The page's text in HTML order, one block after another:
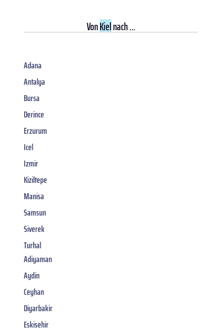
VonKielnach ...
Adana
Antalya
Bursa
Derince
Erzurum
Icel
Izmir
Kiziltepe
Manisa
Samsun
Siverek
Turhal
Adiyaman
Aydin
Ceyhan
Diyarbakir
Eskisehir